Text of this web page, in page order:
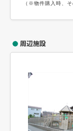
（※物件購入時、
周辺施設